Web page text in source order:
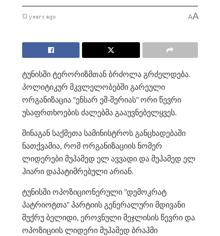
13 years ago AA
ტუნისში ტერორიზმთან ბრძოლა გრძელდება.
პოლიტიკურ მკვლელობებში გარეული
ორგანიზაცია ”ენსარ ეშ-შერიას” ორი წევრი
უსაფრთხოების ძალებმა გააუვნებელყვეს.
შინაგან საქმეთა სამინისტროს განცხადებაში
ნათქვამია, რომ ორგანიზაციის ნომერ
ლიდერები მუჰამედ ელ ავვადი და მუჰამედ ელ
ჰიარი დაპატიმრებული არიან.
ტუნისში ოპოზიციონერული ”დემოკრატ
პატრიოტთა” პარტიის გენერალური მდივანი
შუქრუ ბელიდი, ეროვნული მეჯლისის წევრი და
ოპოზიციის ლიდერი მუჰამედ ბრაჰმი